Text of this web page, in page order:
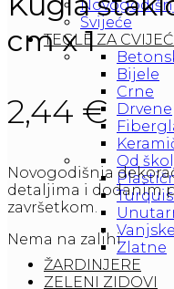
Svijeće
TEGLE ZA
Bijele
Crne
Drvene
Od
Vanjske
Zlatne
ŽARDINJERE
ZELENI ZIDOVI
cm x 1
2,44 €
Novogodišnja
detaljima i dodanim
završetkom.
Nema na zalihi